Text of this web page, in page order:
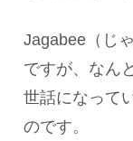
Jagabee（じ
ですが、なん
世話になって
のです。